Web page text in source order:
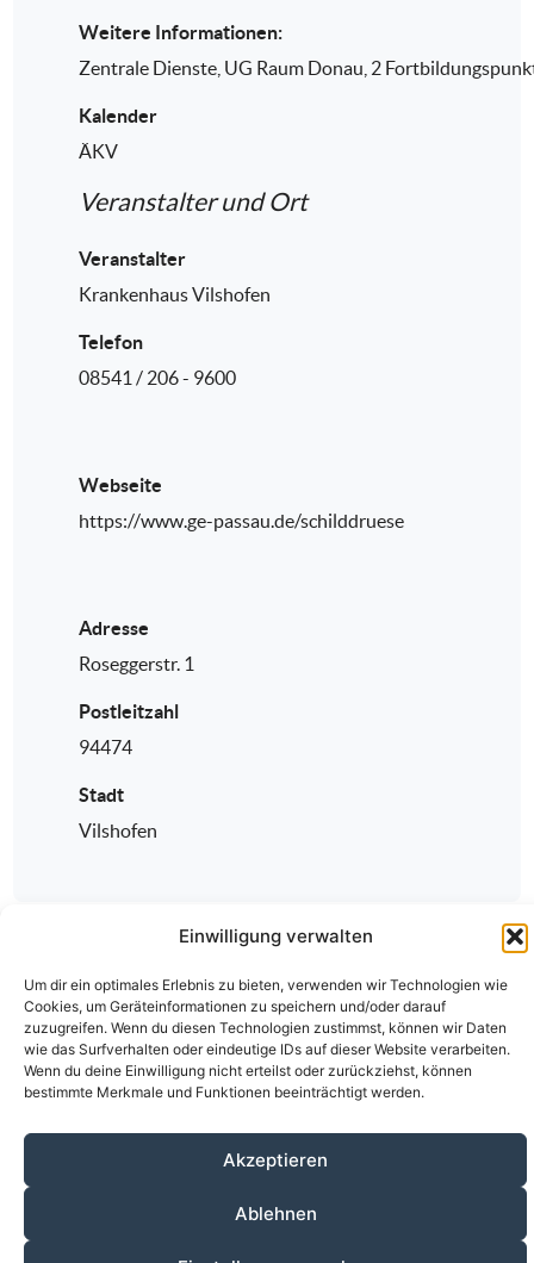
Einwilligung verwalten
Um dir ein optimales Erlebnis zu bieten, verwenden wir Technologien wie
Cookies, um Geräteinformationen zu speichern und/oder darauf
zuzugreifen. Wenn du diesen Technologien zustimmst, können wir Daten
wie das Surfverhalten oder eindeutige IDs auf dieser Website verarbeiten.
Wenn du deine Einwilligung nicht erteilst oder zurückziehst, können
bestimmte Merkmale und Funktionen beeinträchtigt werden.
Akzeptieren
Ablehnen
Weitere Informationen:
Zentrale Dienste, UG Raum Donau, 2
Kalender
ÄKV
Veranstalter und Ort
Veranstalter
Krankenhaus Vilshofen
Telefon
08541 / 206 - 9600
Webseite
https://www.ge-passau.de/schilddruese
Adresse
Roseggerstr. 1
Postleitzahl
94474
Stadt
Vilshofen
Über den ÄKV Vorstandschaft
Anmeldung
© 2020-2026 Ärztlicher Kreisverband Passau